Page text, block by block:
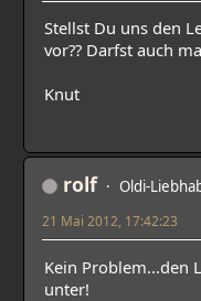
Stellst Du uns den
vor?? Darfst auch
Knut
rolf Oldi-
21 Mai 2012, 17:42:23
Kein Problem...den
unter!